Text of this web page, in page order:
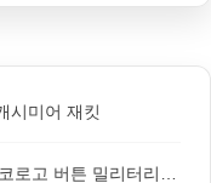
시미어 재킷